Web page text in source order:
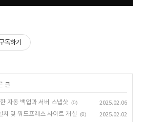
독하기
글
자동 백업과 서버 스냅샷 (0)
2025.02.06
치 및 워드프레스 사이트 개설
(0)
2025.02.02